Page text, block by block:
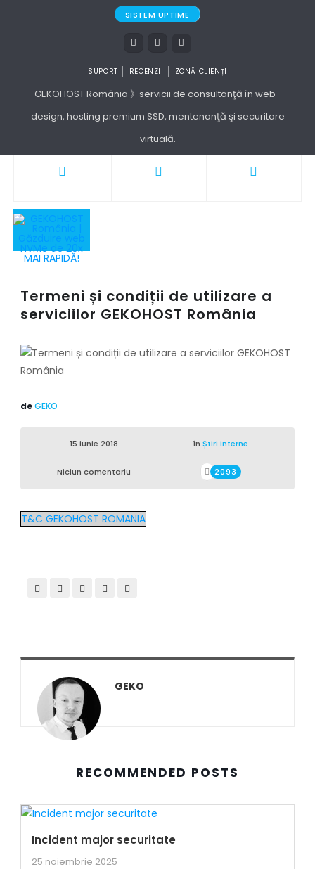
SISTEM UPTIME
SUPORT RECENZII ZONĂ CLIENȚI
GEKOHOST România 》servicii de consultanţă în web-
design, hosting premium SSD, mentenanţă şi securitare
virtuală.
Termeni și condiții de utilizare a
serviciilor GEKOHOST România
deGEKO
15 iunie 2018 în Știri interne
Niciun comentariu 2093
T&C GEKOHOST ROMANIA
GEKO
RECOMMENDED POSTS
Incident major securitate
25 noiembrie 2025